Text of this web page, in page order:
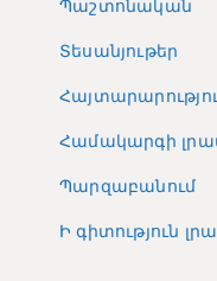
Պաշտոնական
Տեսանյութեր
Համակարգի
Պարզաբանում
Ի գիտություն